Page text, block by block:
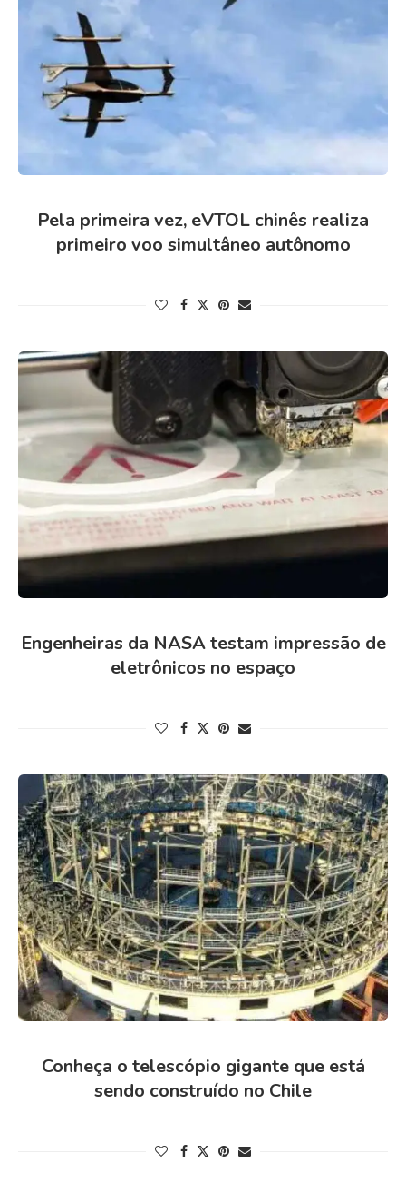
Pela primeira vez, eVTOL chinês realiza
primeiro voo simultâneo autônomo
Engenheiras da NASA testam impressão de
eletrônicos no espaço
Conheça o telescópio gigante que está
sendo construído no Chile